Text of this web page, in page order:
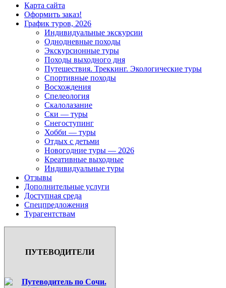
Карта сайта
Оформить заказ!
График туров, 2026
Индивидуальные экскурсии
Однодневные походы
Экскурсионные туры
Походы выходного дня
Путешествия. Треккинг. Экологические туры
Спортивные походы
Восхождения
Спелеология
Скалолазание
Ски — туры
Снегоступинг
Хобби — туры
Отдых с детьми
Новогодние туры — 2026
Креативные выходные
Индивидуальные туры
Отзывы
Дополнительные услуги
Доступная среда
Спецпредложения
Турагентствам
ПУТЕВОДИТЕЛИ